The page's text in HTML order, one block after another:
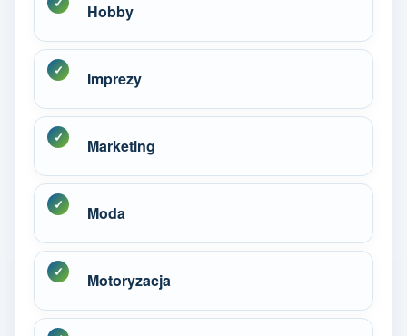
Hobby
Imprezy
Marketing
Moda
Motoryzacja